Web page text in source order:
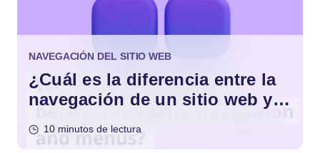
NAVEGACIÓN DEL SITIO WEB
¿Cuál es la diferencia entre la
navegación de un sitio web y
10 minutos de lectura